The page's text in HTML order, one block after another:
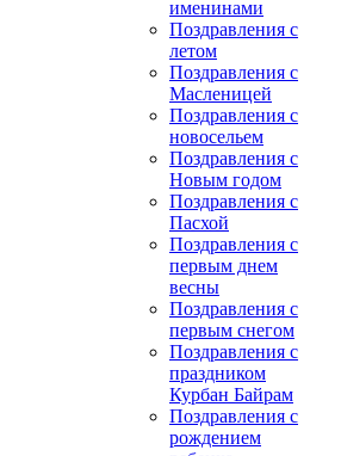
именинами
Поздравления с
летом
Поздравления с
Масленицей
Поздравления с
новосельем
Поздравления с
Новым годом
Поздравления с
Пасхой
Поздравления с
первым днем
весны
Поздравления с
первым снегом
Поздравления с
праздником
Курбан Байрам
Поздравления с
рождением